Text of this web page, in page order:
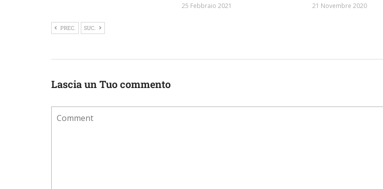
25 Febbraio 2021 21 Novembre 2020
PREC. SUC.
Lascia un Tuo commento